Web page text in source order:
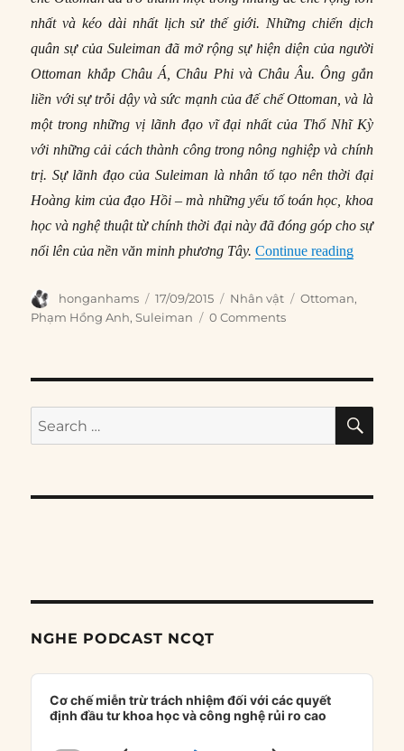
nhất và kéo dài nhất lịch sử thế giới. Những chiến dịch
quân sự của Suleiman đã mở rộng sự hiện diện của người
Ottoman khắp Châu Á, Châu Phi và Châu Âu. Ông gắn
liền với sự trỗi dậy và sức mạnh của đế chế Ottoman, và là
một trong những vị lãnh đạo vĩ đại nhất của Thổ Nhĩ Kỳ
với những cải cách thành công trong nông nghiệp và chính
trị. Sự lãnh đạo của Suleiman là nhân tố tạo nên thời đại
Hoàng kim của đạo Hồi – mà những yếu tố toán học, khoa
học và nghệ thuật từ chính thời đại này đã đóng góp cho sự
nổi lên của nền văn minh phương Tây. Continue reading
Author
honganhams
Posted
on
17/09/2015 Categories
Nhân vật Tags
Ottoman,
Phạm Hồng Anh,Suleiman 0 Comments
Search
for:
NGHE PODCAST NCQT
Audio
Player
Cơ chế miễn trừ trách nhiệm đối với các quyết
định đầu tư khoa học và công nghệ rủi ro cao